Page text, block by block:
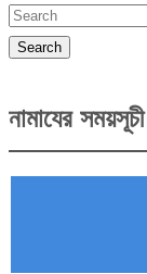
Search
নামাযের সময়সূচী